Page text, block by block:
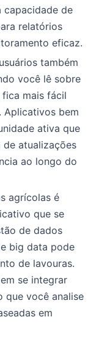
capacidade de
relatórios
eficaz.
também
você lê sobre
mais fácil
Aplicativos bem
ativa que
atualizações
ao longo do
agrícolas é
que se
de dados
big data pode
de lavouras.
se integrar
que você analise
em